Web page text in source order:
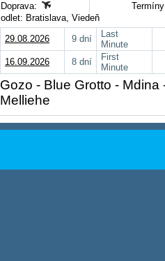
Doprava:
odlet: Bratislava, Viedeň
29.08.2026
9 dní
Last
Minute
16.09.2026
8 dní
First
Minute
Gozo - Blue Grotto -
Melliehe